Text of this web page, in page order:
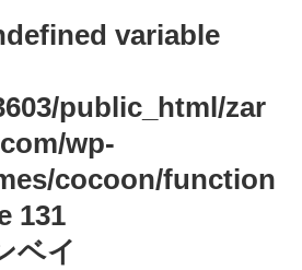
variable
public_html/zar
wp-
cocoon/function
131
ベイ